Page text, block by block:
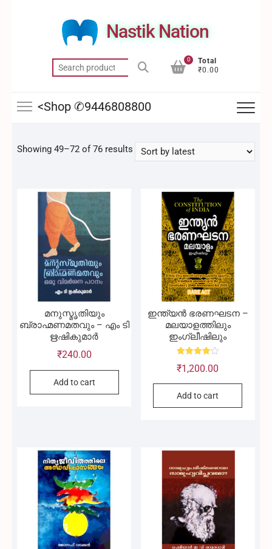
Nastik Nation
Search
for:
0
Total
₹0.00
<Shop ✆9446808800
Showing 49–72 of 76 results Sorted
by
മനുസ്മൃതിയും
ബ്രാഹ്മണമതവും – എം ടി
ഋഷികുമാർ
₹240.00
Add to cart
ഇന്ത്യൻ ഭരണഘടന –
മലയാളത്തിലും
ഇംഗ്ലീഷിലും
4.20
₹1,200.00
Add to cart